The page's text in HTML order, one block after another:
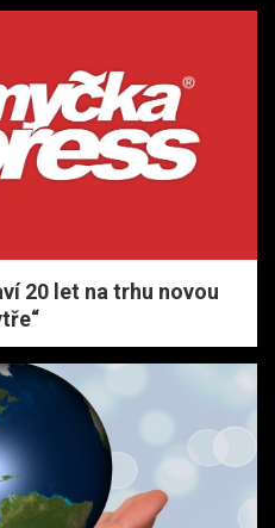
20 let na trhu novou